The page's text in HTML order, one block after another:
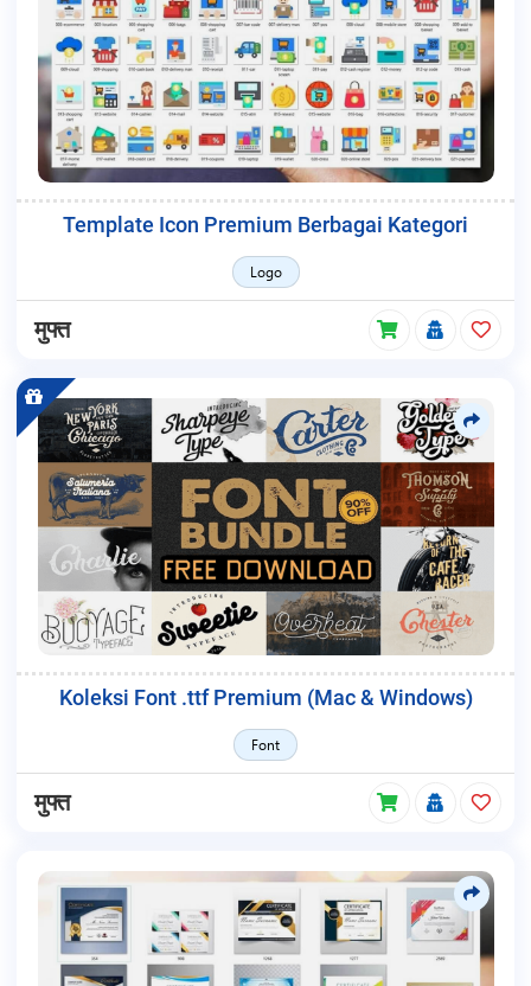
Template Icon Premium Berbagai Kategori
Logo
मुफ्त
Koleksi Font .ttf Premium (Mac & Windows)
Font
मुफ्त